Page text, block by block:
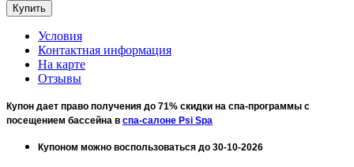
Условия
Контактная информация
На карте
Отзывы
Купон дает право получения до 71% скидки на спа-программы с
посещением бассейна в спа-салоне Psi Spa
Купоном можно воспользоваться до 30-10-2026